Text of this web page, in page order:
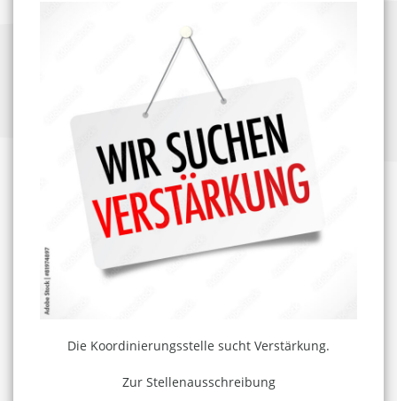
Die Koordinierungsstelle sucht Verstärkung.
Zur Stellenausschreibung